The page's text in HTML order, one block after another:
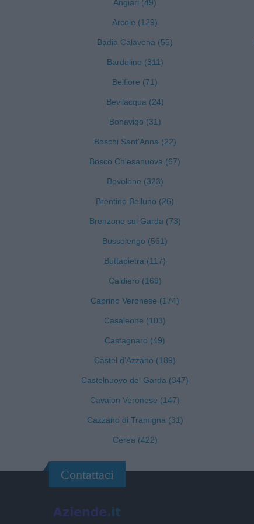
Angiari (49)
Arcole (129)
Badia Calavena (55)
Bardolino (311)
Belfiore (71)
Bevilacqua (24)
Bonavigo (31)
Boschi Sant'Anna (22)
Bosco Chiesanuova (67)
Bovolone (323)
Brentino Belluno (26)
Brenzone sul Garda (73)
Bussolengo (561)
Buttapietra (117)
Caldiero (169)
Caprino Veronese (174)
Casaleone (103)
Castagnaro (49)
Castel d'Azzano (189)
Castelnuovo del Garda (347)
Cavaion Veronese (147)
Cazzano di Tramigna (31)
Cerea (422)
Contattaci